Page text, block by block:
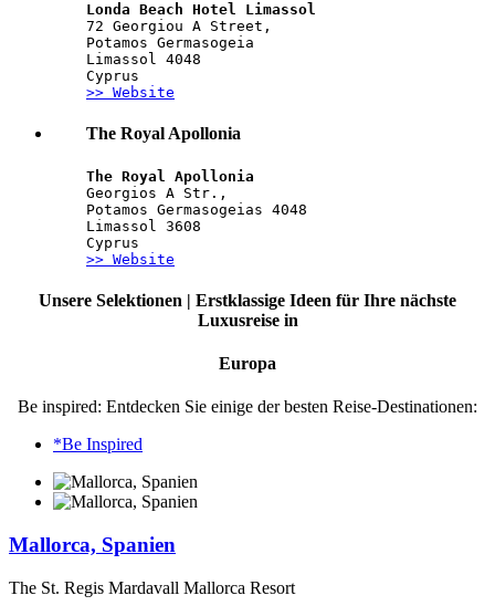
Londa Beach Hotel Limassol
72 Georgiou A Street,
Potamos Germasogeia
Limassol 4048
Cyprus
>> Website
The Royal Apollonia
The Royal Apollonia
Georgios A Str.,
Potamos Germasogeias 4048
Limassol 3608
Cyprus
>> Website
Unsere Selektionen | Erstklassige Ideen für Ihre nächste
Luxusreise in
Europa
Be inspired: Entdecken Sie einige der besten Reise-Destinationen:
*Be Inspired
Mallorca, Spanien
The St. Regis Mardavall Mallorca Resort